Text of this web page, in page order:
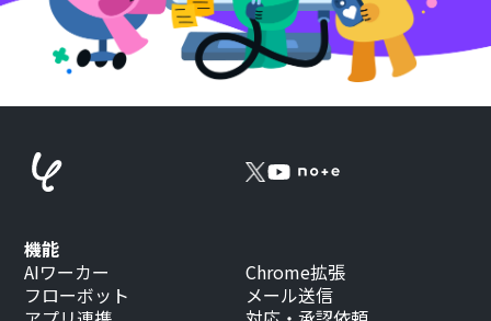
機能
AIワーカー
フローボット
Chrome拡張
メール送信